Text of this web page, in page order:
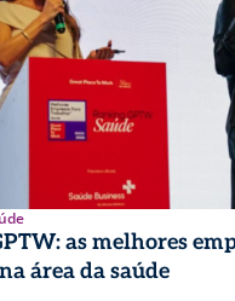
as melhores
área da saúde